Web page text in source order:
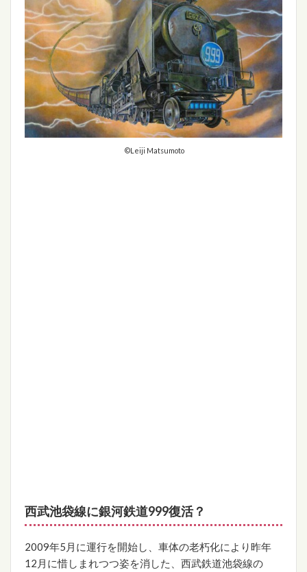
運営団体 ライター
©Leiji Matsumoto
西武池袋線に銀河鉄道999復活？
2009年5月に運行を開始し、車体の老朽化により昨年
12月に惜しまれつつ姿を消した、西武鉄道池袋線の